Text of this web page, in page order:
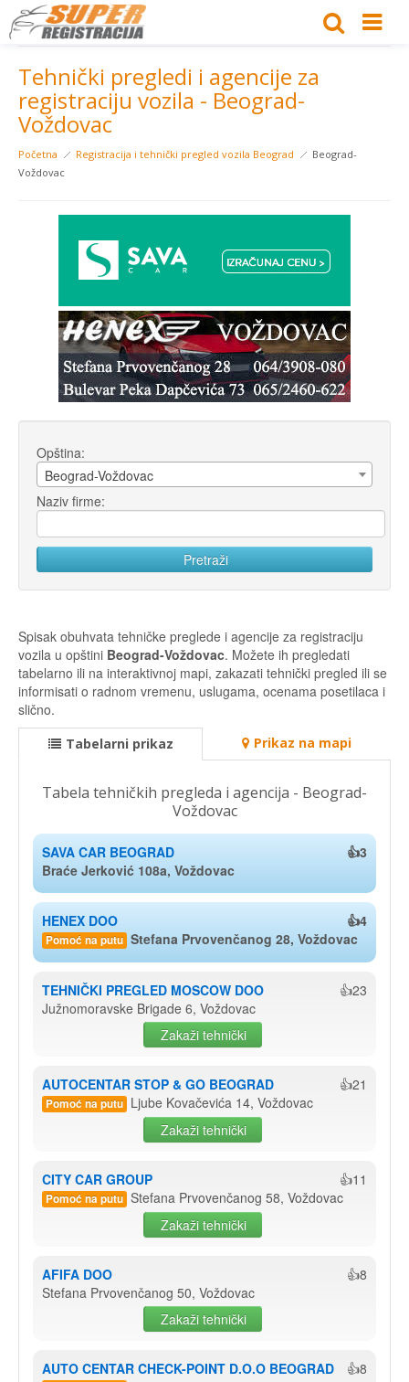
Tehnički pregledi i agencije za
registraciju vozila - Beograd-
Voždovac
Početna Registracija i tehnički pregled vozila Beograd
Beograd-
Voždovac
Opština:
Beograd-Voždovac
Naziv firme:
Spisak obuhvata tehničke preglede i agencije za registraciju
vozila u opštini Beograd-Voždovac. Možete ih pregledati
tabelarno ili na interaktivnoj mapi, zakazati tehnički pregled ili se
informisati o radnom vremenu, uslugama, ocenama posetilaca i
slično.
Tabelarni prikaz Prikaz na mapi
Tabela tehničkih pregleda i agencija - Beograd-
Voždovac
SAVA CAR BEOGRAD
👍3
Braće Jerković 108a, Voždovac
HENEX DOO 👍4
Pomoć na putu Stefana Prvovenčanog 28, Voždovac
TEHNIČKI PREGLED MOSCOW DOO
👍23
Južnomoravske Brigade 6, Voždovac
Zakaži tehnički
AUTOCENTAR STOP & GO BEOGRAD 👍21
Pomoć na putu Ljube Kovačevića 14, Voždovac
Zakaži tehnički
CITY CAR GROUP 👍11
Pomoć na putu Stefana Prvovenčanog 58, Voždovac
Zakaži tehnički
AFIFA DOO
👍8
Stefana Prvovenčanog 50, Voždovac
Zakaži tehnički
AUTO CENTAR CHECK-POINT D.O.O BEOGRAD 👍8